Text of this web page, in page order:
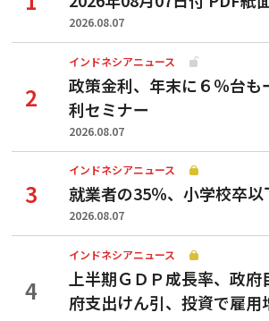
2026.08.07
インドネシアニュース
政策金利、年末に６％台も
利セミナー
2026.08.07
インドネシアニュース
就業者の35％、小学校卒以
2026.08.07
インドネシアニュース
上半期ＧＤＰ成長率、政
府支出けん引、投資で雇用